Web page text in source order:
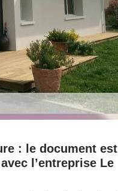
: le document est
l’entreprise Le